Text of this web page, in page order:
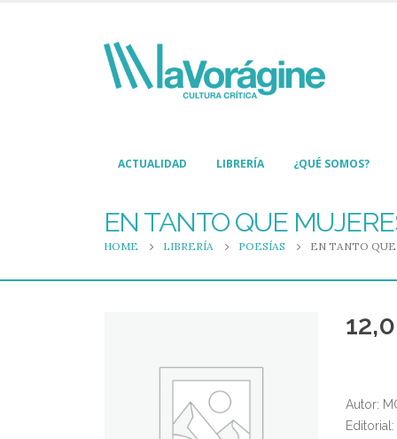
ACTUALIDAD LIBRERÍA ¿QUÉ SOMOS?
EN TANTO QUE
HOME LIBRERÍA POESÍAS EN TANTO QUE
Autor:
Editorial: